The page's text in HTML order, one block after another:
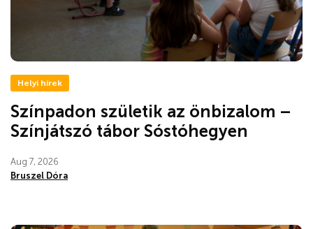
Helyi hírek
Színpadon születik az önbizalom –
Színjátszó tábor Sóstóhegyen
Aug 7, 2026
Bruszel Dóra